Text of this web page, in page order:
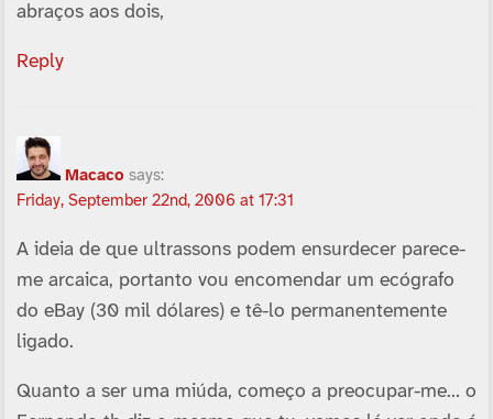
abraços aos dois,
Reply
Macaco says:
Friday, September 22nd, 2006 at 17:31
A ideia de que ultrassons podem ensurdecer parece-
me arcaica, portanto vou encomendar um ecógrafo
do eBay (30 mil dólares) e tê-lo permanentemente
ligado.
Quanto a ser uma miúda, começo a preocupar-me… o